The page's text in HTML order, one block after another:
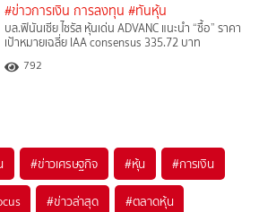
#ข่าวการเงิน การลงทุน #ทันหุ้น
บล.ฟินันเซีย ไซรัส หุ้นเด่น ADVANC แนะนำ “ซื้อ” ราคา
เป้าหมายเฉลี่ย IAA consensus 335.72 บาท
792
#ข่าวเศรษฐกิจ #หุ้น #การเงิน
#ข่าวล่าสุด #ตลาดหุ้น